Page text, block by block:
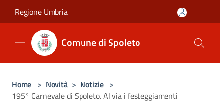
Regione Umbria
Comune di Spoleto
Home > Novità > Notizie >
195° Carnevale di Spoleto. Al via i festeggiamenti